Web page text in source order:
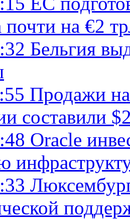
на €2
Бельгия
Продажи
составили
Oracle